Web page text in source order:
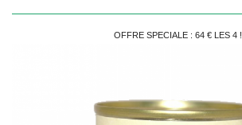
OFFRE SPECIALE : 64 € LES 4 !